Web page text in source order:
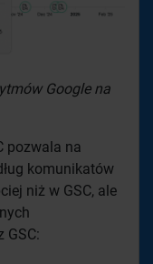
Google na
pozwala na
komunikatów
niż w GSC, ale
GSC: